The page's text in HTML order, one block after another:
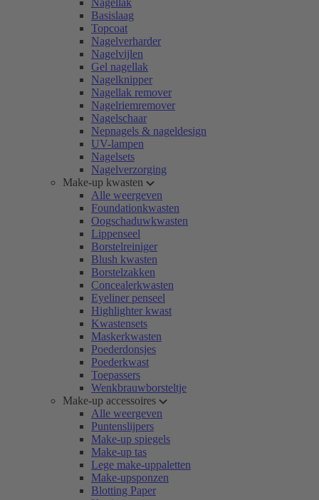
Nagellak
Basislaag
Topcoat
Nagelverharder
Nagelvijlen
Gel nagellak
Nagelknipper
Nagellak remover
Nagelriemremover
Nagelschaar
Nepnagels & nageldesign
UV-lampen
Nagelsets
Nagelverzorging
Make-up kwasten
Alle weergeven
Foundationkwasten
Oogschaduwkwasten
Lippenseel
Borstelreiniger
Blush kwasten
Borstelzakken
Concealerkwasten
Eyeliner penseel
Highlighter kwast
Kwastensets
Maskerkwasten
Poederdonsjes
Poederkwast
Toepassers
Wenkbrauwborsteltje
Make-up accessoires
Alle weergeven
Puntenslijpers
Make-up spiegels
Make-up tas
Lege make-uppaletten
Make-upsponzen
Blotting Paper